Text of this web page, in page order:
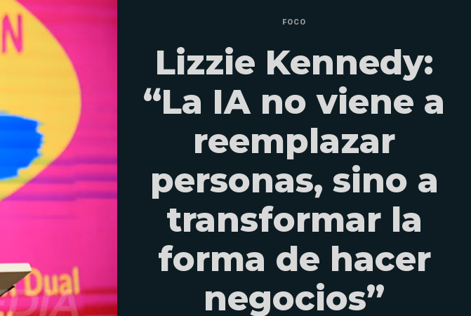
FOCO
Lizzie Kennedy:
“La IA no viene a
reemplazar
personas, sino a
transformar la
forma de hacer
negocios”